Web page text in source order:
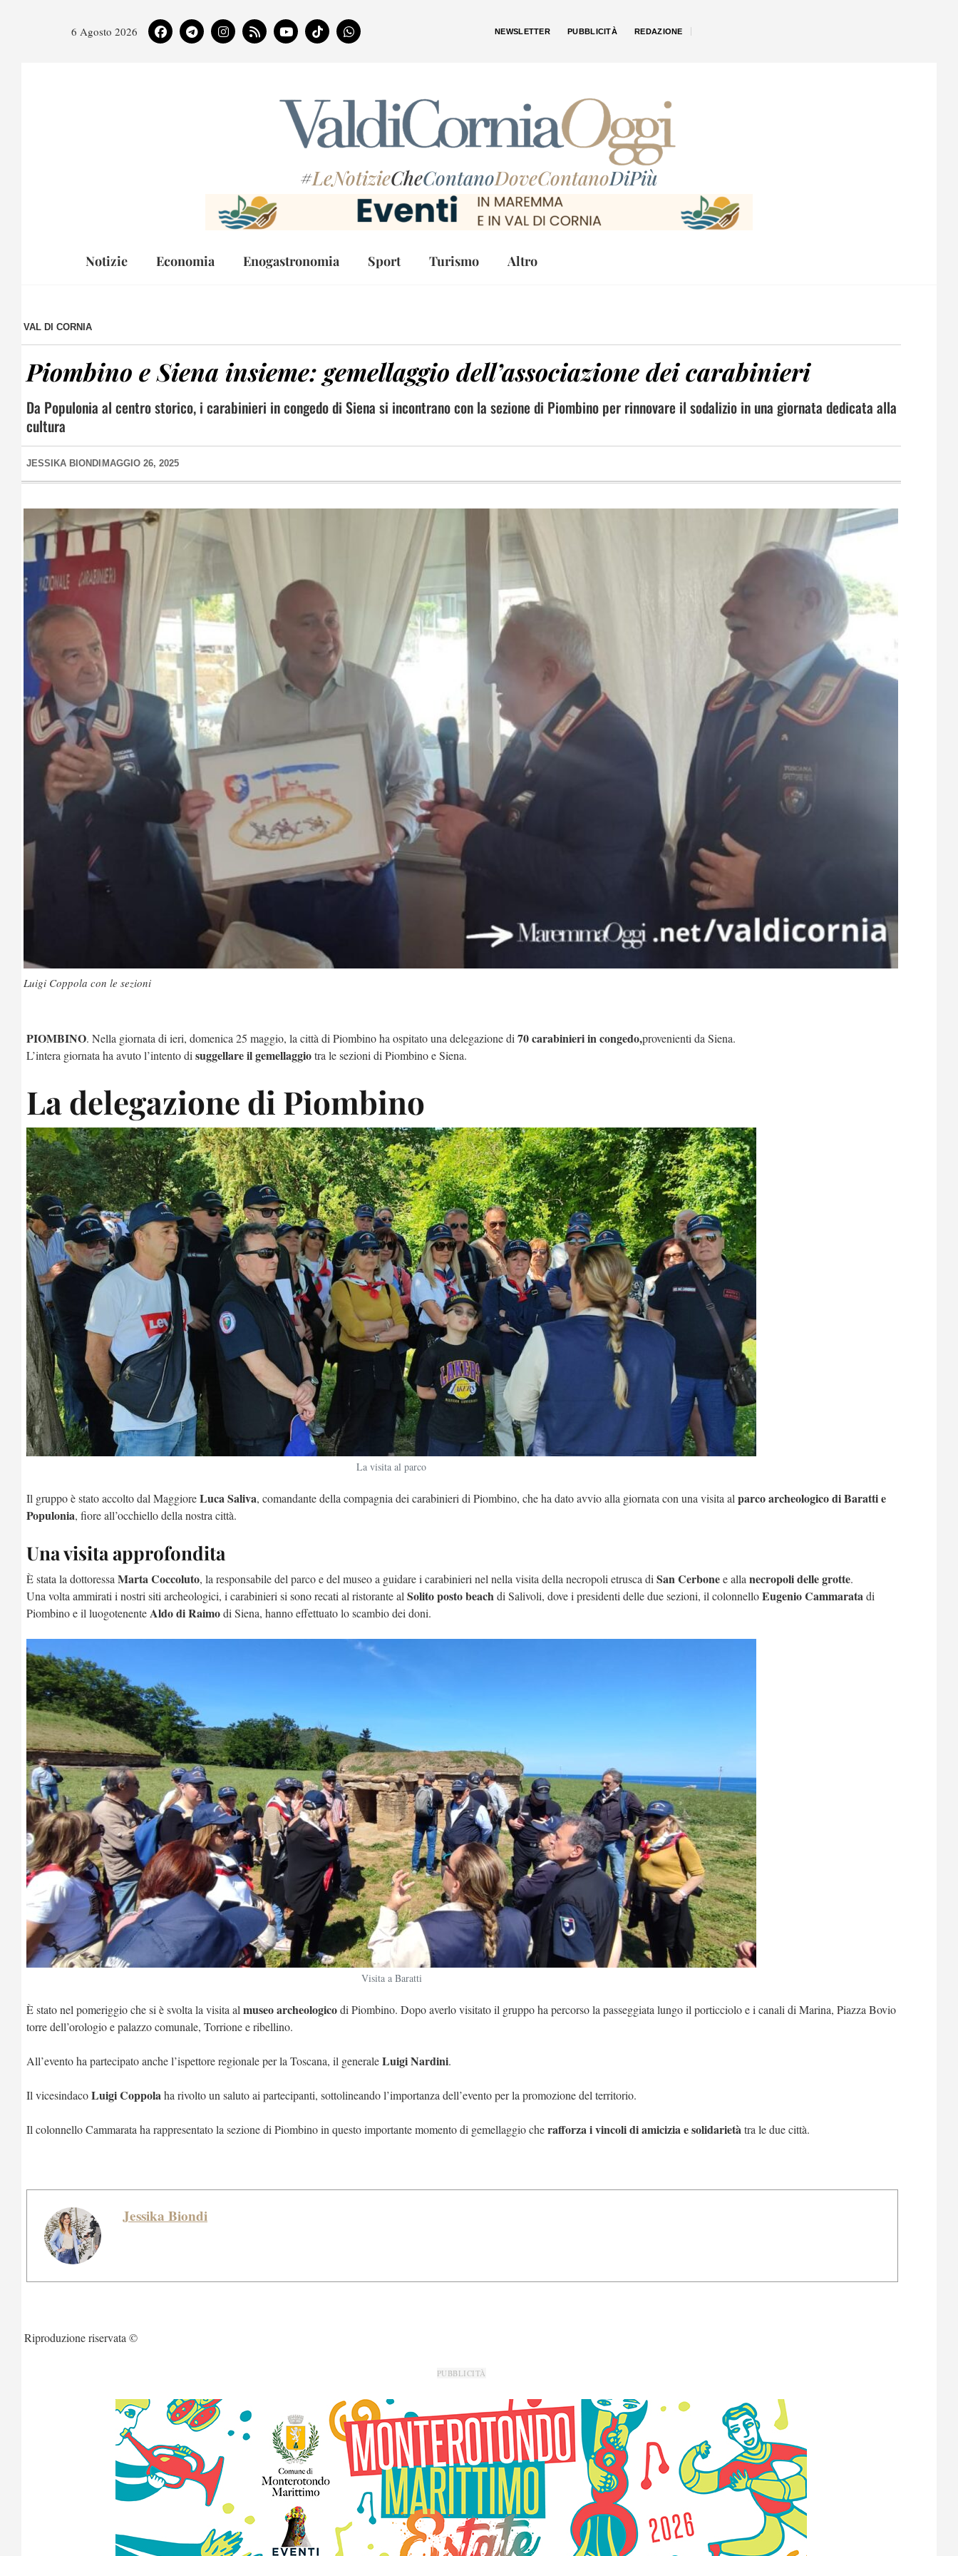
6 Agosto 2026 NEWSLETTER PUBBLICITÀ REDAZIONE
#LeNotizieCheContanoDoveContanoDiPiù
Notizie Economia Enogastronomia Sport Turismo Altro
VAL DI CORNIA
Piombino e Siena insieme: gemellaggio dell’associazione dei carabinieri
Da Populonia al centro storico, i carabinieri in congedo di Siena si incontrano con la sezione di Piombino per rinnovare il sodalizio in una giornata dedicata alla
cultura
JESSIKA BIONDI MAGGIO 26, 2025
Luigi Coppola con le sezioni
PIOMBINO. Nella giornata di ieri, domenica 25 maggio, la città di Piombino ha ospitato una delegazione di 70 carabinieri in congedo,provenienti da Siena.
L’intera giornata ha avuto l’intento di suggellareilgemellaggiotra le sezioni di Piombino e Siena.
La delegazione di Piombino
La visita al parco
Il gruppo è stato accolto dal MaggioreLuca Saliva, comandante della compagnia dei carabinieri di Piombino, che ha dato avvio alla giornata con una visita al parco archeologico di Baratti e
Populonia, fiore all’occhiello della nostra città.
Una visita approfondita
È stata la dottoressa Marta Coccoluto, la responsabile del parco e del museo a guidare i carabinieri nel nella visita della necropoli etrusca di San Cerbonee alla necropoli delle grotte.
Una volta ammirati i nostri siti archeologici, i carabinieri si sono recati al ristorante al Solito postobeachdi Salivoli, dove i presidenti delle due sezioni, il colonnelloEugenio Cammaratadi
Piombino e il luogotenenteAldo di Raimodi Siena, hanno effettuato lo scambio dei doni.
Visita a Baratti
È stato nel pomeriggio che si è svolta la visita al museo archeologicodi Piombino. Dopo averlo visitato il gruppo ha percorso la passeggiata lungo il porticciolo e i canali di Marina, Piazza Bovio
torre dell’orologio e palazzo comunale, Torrione e ribellino.
All’evento ha partecipato anche l’ispettore regionale per la Toscana, il generaleLuigiNardini.
Il vicesindacoLuigi Coppolaha rivolto un saluto ai partecipanti, sottolineando l’importanza dell’evento per la promozione del territorio.
Il colonnello Cammarata ha rappresentato la sezione di Piombino in questo importante momento di gemellaggio cherafforza i vincoli di amicizia esolidarietàtra le due città.
Jessika Biondi
Riproduzione riservata ©
PUBBLICITÀ